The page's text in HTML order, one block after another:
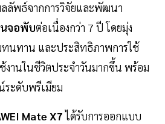
ลัพธ์จากการวิจัยและพัฒนา
จอพับต่อเนื่องกว่า 7 ปี โดยมุ่ง
ทนทาน และประสิทธิภาพการใช้
งานในชีวิตประจำวันมากขึ้น พร้อม
ะดับพรีเมียม
Mate X7ได้รับการออกแบบ